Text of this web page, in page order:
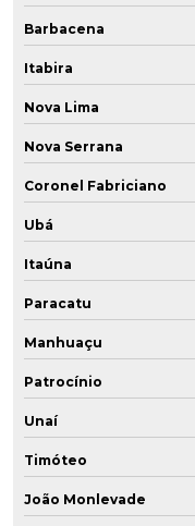
Barbacena
Itabira
Nova Lima
Nova Serrana
Coronel Fabriciano
Ubá
Itaúna
Paracatu
Manhuaçu
Patrocínio
Unaí
Timóteo
João Monlevade